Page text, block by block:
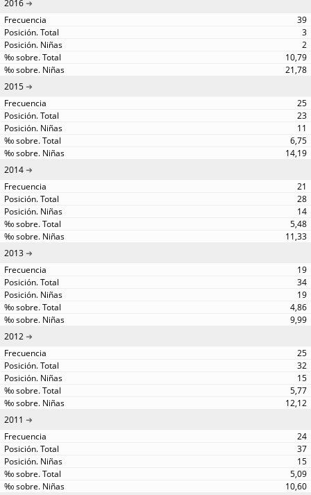
2016
39
3
2
10,79
21,78
2015
25
23
11
6,75
14,19
2014
21
28
14
5,48
11,33
2013
19
34
19
4,86
9,99
2012
25
32
15
5,77
12,12
2011
24
37
15
5,09
10,60